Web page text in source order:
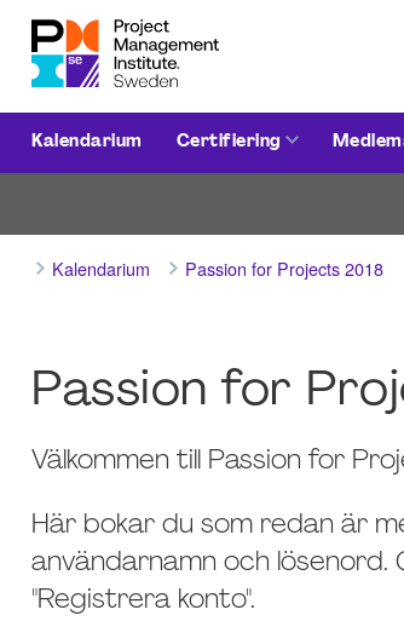
Kalendarium Certifiering
Kalendarium Passion for Projects 2018
Passion for
Välkommen till Passion for
Här bokar du som redan är
användarnamn och lösenord.
"Registrera konto".